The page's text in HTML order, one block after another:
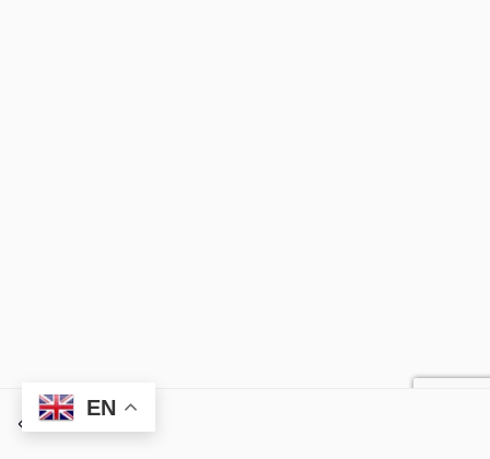
Previous
EN